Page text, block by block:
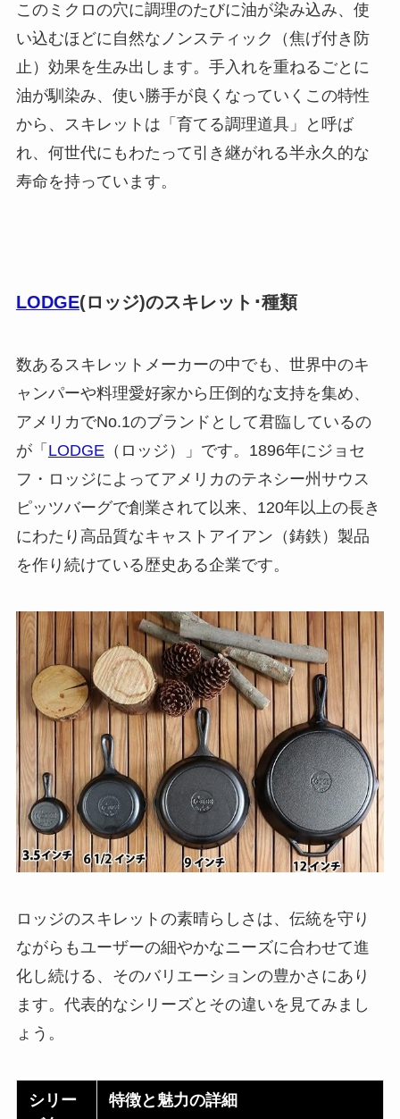
このミクロの穴に調理のたびに油が染み込み、使
い込むほどに自然なノンスティック（焦げ付き防
止）効果を生み出します。手入れを重ねるごとに
油が馴染み、使い勝手が良くなっていくこの特性
から、スキレットは「育てる調理道具」と呼ば
れ、何世代にもわたって引き継がれる半永久的な
寿命を持っています。
LODGE(ロッジ)のスキレット･種類
数あるスキレットメーカーの中でも、世界中のキ
ャンパーや料理愛好家から圧倒的な支持を集め、
アメリカでNo.1のブランドとして君臨しているの
が「 LODGE （ロッジ）」です。1896年にジョセ
フ・ロッジによってアメリカのテネシー州サウス
ピッツバーグで創業されて以来、120年以上の長き
にわたり高品質なキャストアイアン（鋳鉄）製品
を作り続けている歴史ある企業です。
ロッジのスキレットの素晴らしさは、伝統を守り
ながらもユーザーの細やかなニーズに合わせて進
化し続ける、そのバリエーションの豊かさにあり
ます。代表的なシリーズとその違いを見てみまし
ょう。
シリー
特徴と魅力の詳細